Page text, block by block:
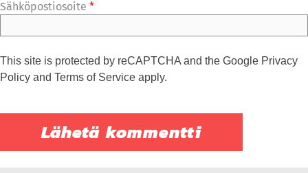
Sähköpostiosoite *
This site is protected by reCAPTCHA and the Google Privacy
Policy and Terms of Service apply.